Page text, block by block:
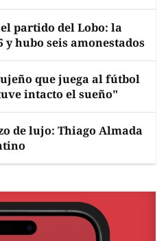
partido del Lobo: la
y hubo seis amonestados
que juega al fútbol
intacto el sueño"
de lujo: Thiago Almada